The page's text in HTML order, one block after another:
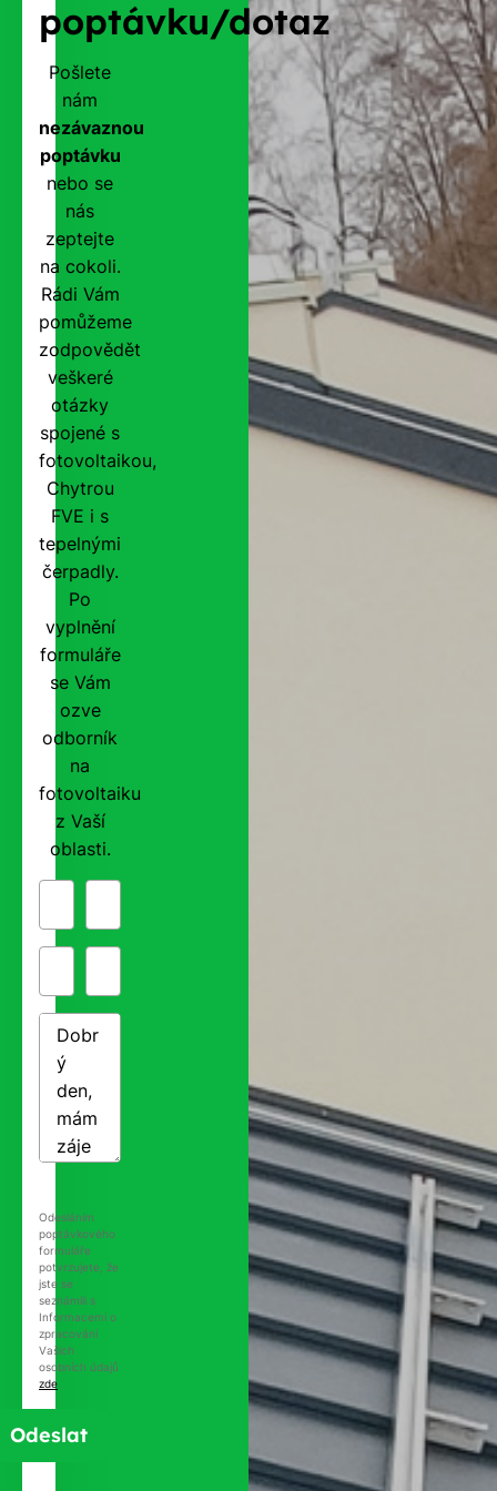
poptávku/dotaz
Pošlete
nám
nezávaznou
poptávku
nebo se
nás
zeptejte
na cokoli.
Rádi Vám
pomůžeme
zodpovědět
veškeré
otázky
spojené s
fotovoltaikou,
Chytrou
FVE i s
tepelnými
čerpadly.
Po
vyplnění
formuláře
se Vám
ozve
odborník
na
fotovoltaiku
z Vaší
oblasti.
Odesláním
poptávkového
formuláře
potvrzujete, že
jste se
seznámili s
Informacemi o
zpracování
Vašich
osobních údajů
zde